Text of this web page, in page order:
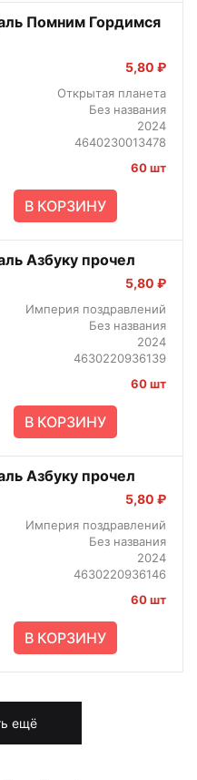
Помним Гордимся
5,80 ₽
Открытая планета
Без названия
2024
4640230013478
60 шт
В КОРЗИНУ
Азбуку прочел
5,80 ₽
Империя поздравлений
Без названия
2024
4630220936139
60 шт
В КОРЗИНУ
Азбуку прочел
5,80 ₽
Империя поздравлений
Без названия
2024
4630220936146
60 шт
В КОРЗИНУ
ещё